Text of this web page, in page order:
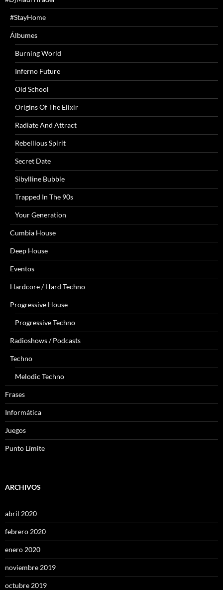
#StayHome
Álbumes
Burning World
Inferno Future
Old School
Origins Of The Elixir
Radiate And Attract
Rebellious Spirit
Secret Date
Sibylline Bubble
Trapped In The 90s
Your Generation
Cumbia House
Deep House
Eventos
Hardcore / Hard Techno
Progressive House
Progressive Techno
Radioshows / Podcasts
Techno
Melodic Techno
Frases
Informática
Juegos
Punto Límite
ARCHIVOS
abril 2020
febrero 2020
enero 2020
noviembre 2019
octubre 2019